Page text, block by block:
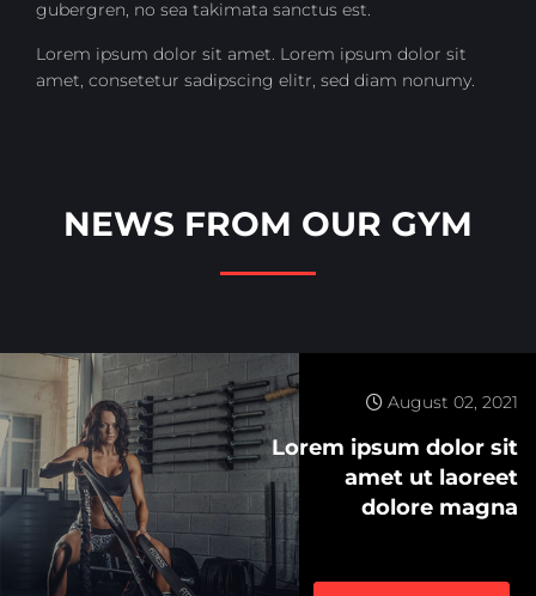
gubergren, no sea takimata sanctus est.
Lorem ipsum dolor sit amet. Lorem ipsum dolor sit
amet, consetetur sadipscing elitr, sed diam nonumy.
NEWS FROM OUR GYM
August 02, 2021
Lorem ipsum dolor sit
amet ut laoreet
dolore magna